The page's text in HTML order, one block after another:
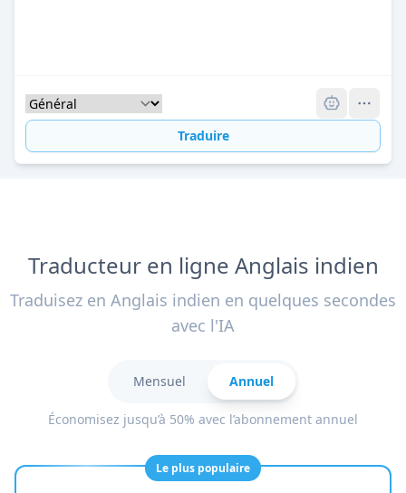
Traduire
Traducteur en ligne Anglais indien
Traduisez en Anglais indien en quelques secondes
avec l'IA
Mensuel Annuel
Économisez jusqu’à 50% avec l’abonnement annuel
Le plus populaire